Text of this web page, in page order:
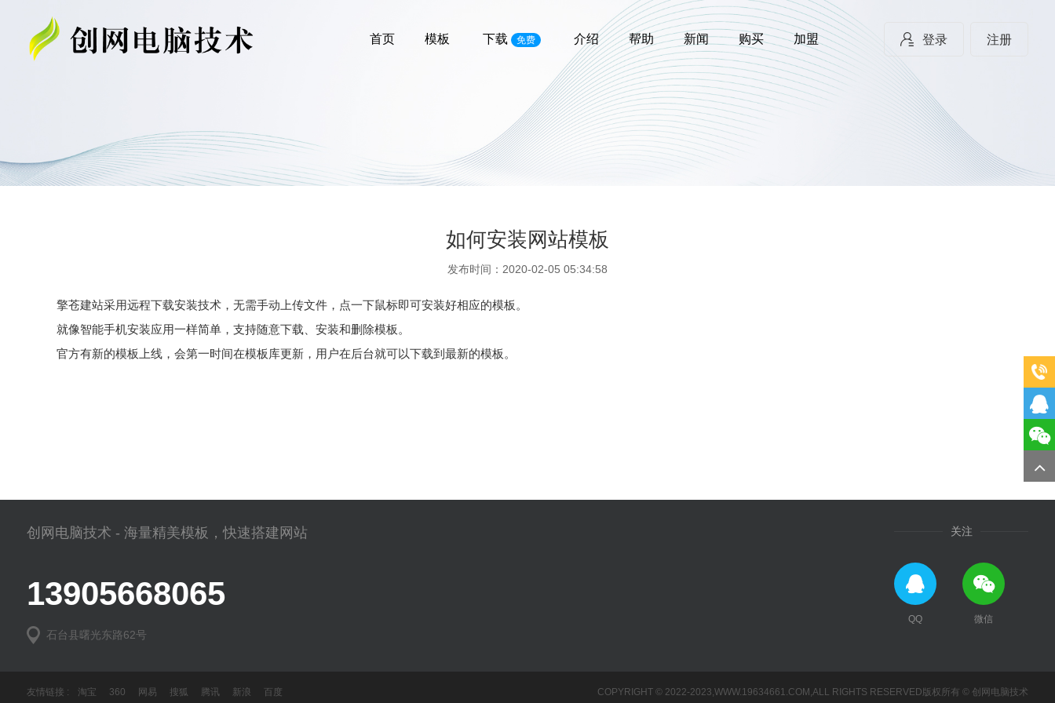
首页 模板 下载 免费 介绍 帮助 新闻 购买 加盟 登录 注册
如何安装网站模板
发布时间：2020-02-05 05:34:58
擎苍建站采用远程下载安装技术，无需手动上传文件，点一下鼠标即可安装好相应的模板。
就像智能手机安装应用一样简单，支持随意下载、安装和删除模板。
官方有新的模板上线，会第一时间在模板库更新，用户在后台就可以下载到最新的模板。
创网电脑技术 - 海量精美模板，快速搭建网站
13905668065
石台县曙光东路62号
关注
QQ 微信
友情链接 : 淘宝 360 网易 搜狐 腾讯 新浪 百度 COPYRIGHT © 2022-2023,WWW.19634661.COM,ALL RIGHTS RESERVED版权所有 © 创网电脑技术